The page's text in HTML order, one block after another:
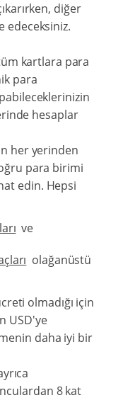
diğer
edeceksiniz.
kartlara para
para
hesaplar
her yerinden
para birimi
edin. Hepsi
ve
olağanüstü
olmadığı için
USD'ye
daha iyi bir
8 kat